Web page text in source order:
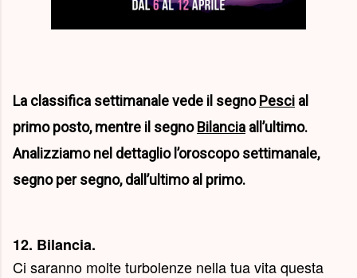
La classifica settimanale vede il segnoPesci al
primo posto, mentre il segnoBilancia all’ultimo.
Analizziamo nel dettaglio l’oroscopo settimanale,
segno per segno, dall’ultimo al primo.
12. Bilancia.
Ci saranno molte turbolenze nella tua vita questa